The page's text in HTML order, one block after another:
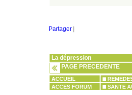
Partager
La dépression
PAGE PRECEDENTE
ACCUEIL
ACCES FORUM
SANTE